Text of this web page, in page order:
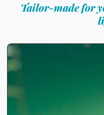
Tailor-made for